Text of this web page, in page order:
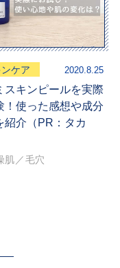
ケア 2020.8.25
スキンピールを実際
！使った感想や成分
紹介（PR：タカ
肌 毛穴